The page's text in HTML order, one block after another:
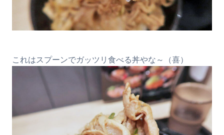
これはスプーンでガッツリ食べる丼やな～（喜）